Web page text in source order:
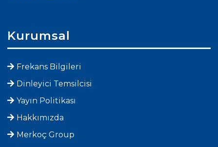
Kurumsal
Frekans Bilgileri
Dinleyici Temsilcisi
Yayın Politikası
Hakkımızda
Merkoç Group